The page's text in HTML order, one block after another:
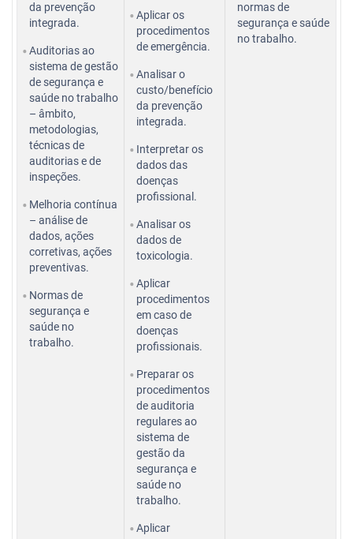
da prevenção
integrada.
Auditorias ao
sistema de gestão
de segurança e
saúde no trabalho
– âmbito,
metodologias,
técnicas de
auditorias e de
inspeções.
Melhoria contínua
– análise de
dados, ações
corretivas, ações
preventivas.
Normas de
segurança e
saúde no
trabalho.
Aplicar os
procedimentos
de emergência.
Analisar o
custo/benefício
da prevenção
integrada.
Interpretar os
dados das
doenças
profissional.
Analisar os
dados de
toxicologia.
Aplicar
procedimentos
em caso de
doenças
profissionais.
Preparar os
procedimentos
de auditoria
regulares ao
sistema de
gestão da
segurança e
saúde no
trabalho.
Aplicar
normas de
segurança e saúde
no trabalho.